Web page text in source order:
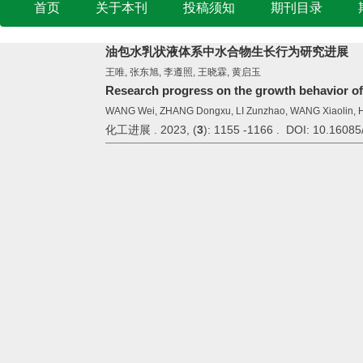
首页 关于本刊 投稿须知 期刊目录
油包水乳状液体系中水合物生长行为研究进展
王唯, 张东旭, 李遵照, 王晓霖, 黄启玉
Research progress on the growth behavior
WANG Wei, ZHANG Dongxu, LI Zunzhao, WANG Xiaolin,
化工进展 . 2023, (3): 1155 -1166 . DOI: